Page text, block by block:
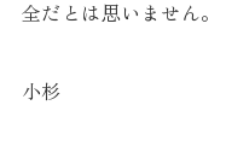
全だとは思いません。
小杉